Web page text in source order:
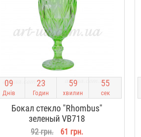
09
Днів
23
Годин
59
хвилин
54
сек
Бокал стекло "Rhombus"
зеленый VB718
92 грн. 61 грн.